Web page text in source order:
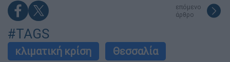
επόμενο
άρθρο
#TAGS
κλιματική κρίση
Θεσσαλία